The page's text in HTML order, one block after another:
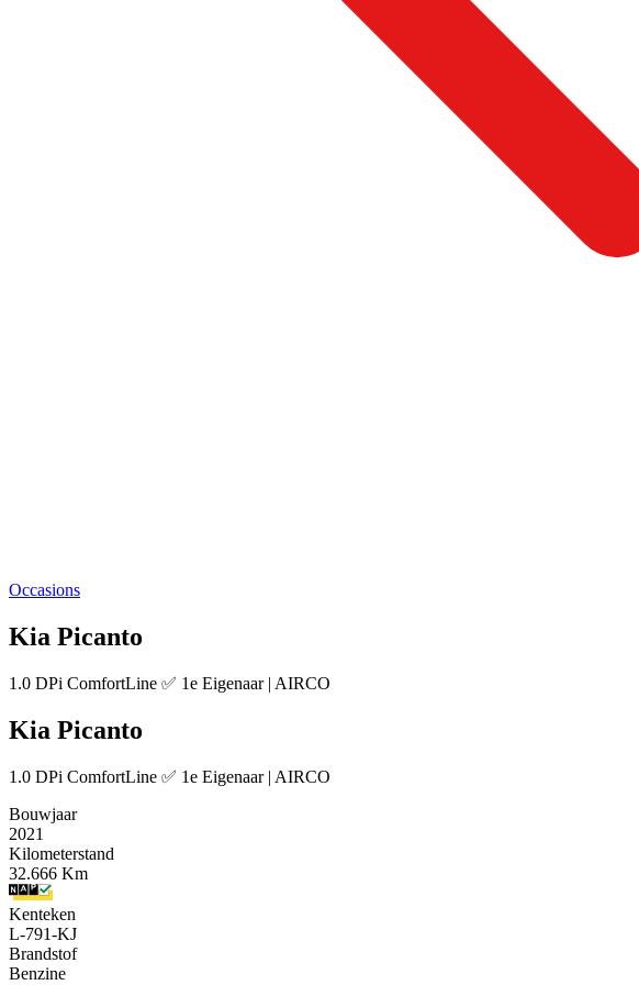
Occasions
Kia Picanto
1.0 DPi ComfortLine ✅ 1e Eigenaar | AIRCO
Kia Picanto
1.0 DPi ComfortLine ✅ 1e Eigenaar | AIRCO
Bouwjaar
2021
Kilometerstand
32.666 Km
Kenteken
L-791-KJ
Brandstof
Benzine